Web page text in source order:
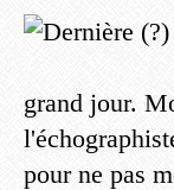
grand jour.
pour ne pas